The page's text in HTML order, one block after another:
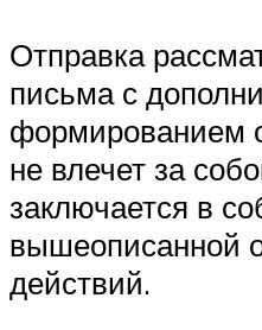
Отправка
письма с
формированием
не влечет за
заключается в
вышеописанной
действий.